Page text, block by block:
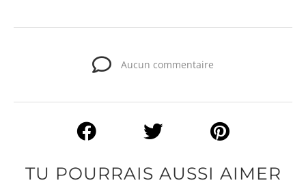
Aucun commentaire
TU POURRAIS AUSSI AIMER